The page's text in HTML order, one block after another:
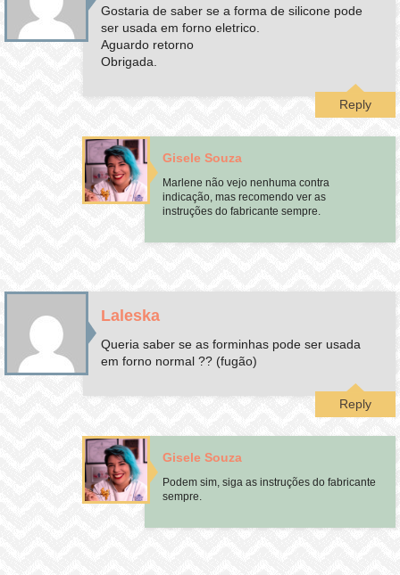
Gostaria de saber se a forma de silicone pode
ser usada em forno eletrico.
Aguardo retorno
Obrigada.
Reply
Gisele Souza
Marlene não vejo nenhuma contra
indicação, mas recomendo ver as
instruções do fabricante sempre.
Laleska
Queria saber se as forminhas pode ser usada
em forno normal ?? (fugão)
Reply
Gisele Souza
Podem sim, siga as instruções do fabricante
sempre.